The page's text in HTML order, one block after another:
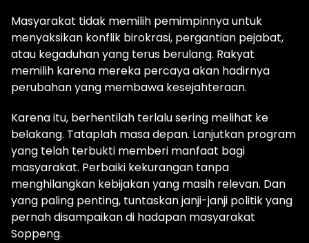
Masyarakat tidak memilih pemimpinnya untuk
menyaksikan konflik birokrasi, pergantian pejabat,
atau kegaduhan yang terus berulang. Rakyat
memilih karena mereka percaya akan hadirnya
perubahan yang membawa kesejahteraan.
Karena itu, berhentilah terlalu sering melihat ke
belakang. Tataplah masa depan. Lanjutkan program
yang telah terbukti memberi manfaat bagi
masyarakat. Perbaiki kekurangan tanpa
menghilangkan kebijakan yang masih relevan. Dan
yang paling penting, tuntaskan janji-janji politik yang
pernah disampaikan di hadapan masyarakat
Soppeng.